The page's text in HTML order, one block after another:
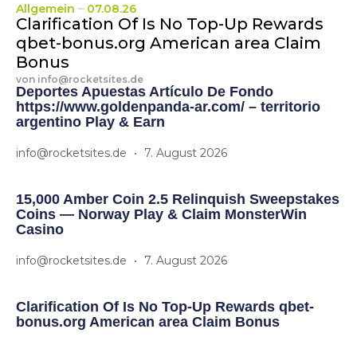
Allgemein 07.08.26
Clarification Of Is No Top-Up Rewards
qbet-bonus.org American area Claim
Bonus
von info@rocketsites.de
Deportes Apuestas Artículo De Fondo
https://www.goldenpanda-ar.com/ – territorio
argentino Play & Earn
info@rocketsites.de 7. August 2026
15,000 Amber Coin 2.5 Relinquish Sweepstakes
Coins — Norway Play & Claim MonsterWin
Casino
info@rocketsites.de 7. August 2026
Clarification Of Is No Top-Up Rewards qbet-
bonus.org American area Claim Bonus